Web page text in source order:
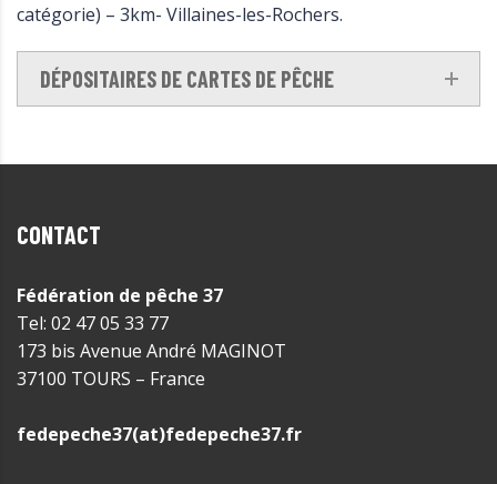
catégorie) – 3km- Villaines-les-Rochers.
DÉPOSITAIRES DE CARTES DE PÊCHE
CONTACT
Fédération de pêche 37
Tel: 02 47 05 33 77
173 bis Avenue André MAGINOT
37100 TOURS – France
fedepeche37(at)fedepeche37.fr